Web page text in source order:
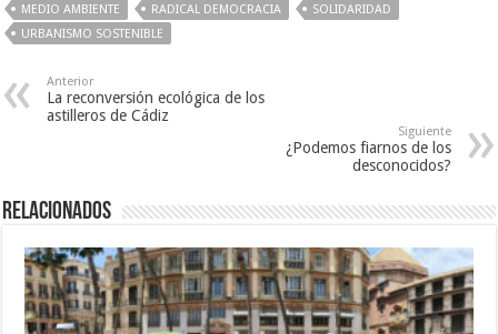
MEDIO AMBIENTE
RADICAL DEMOCRACIA
SOLIDARIDAD
URBANISMO SOSTENIBLE
Anterior
La reconversión ecológica de los
astilleros de Cádiz
Siguiente
¿Podemos fiarnos de los
desconocidos?
Relacionados